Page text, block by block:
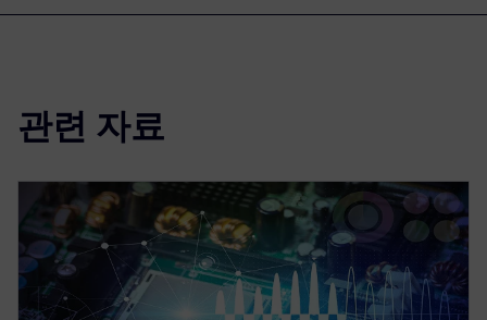
관련 자료